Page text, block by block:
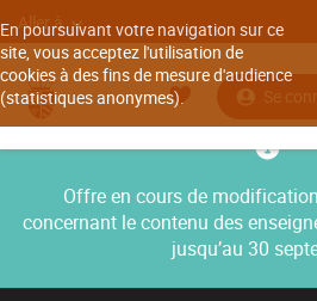
En poursuivant votre navigation sur ce
site, vous acceptez l'utilisation de
cookies à des fins de mesure d'audience
(statistiques anonymes).
Aller à
Se
Offre en cours de
concernant le contenu des
jusqu’au 30